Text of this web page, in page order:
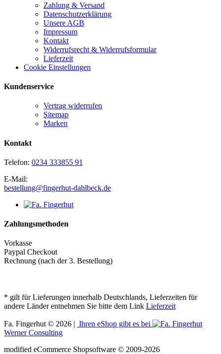
Zahlung & Versand
Datenschutzerklärung
Unsere AGB
Impressum
Kontakt
Widerrufsrecht & Widerrufsformular
Lieferzeit
Cookie Einstellungen
Kundenservice
Vertrag widerrufen
Sitemap
Marken
Kontakt
Telefon: 0234 333855 91
E-Mail:
bestellung@fingerhut-dahlbeck.de
Zahlungsmethoden
Vorkasse
Paypal Checkout
Rechnung (nach der 3. Bestellung)
* gilt für Lieferungen innerhalb Deutschlands, Lieferzeiten für
andere Länder entnehmen Sie bitte dem Link Lieferzeit
Fa. Fingerhut © 2026 | Ihren eShop gibt es bei
Werner Consulting
modified eCommerce Shopsoftware © 2009-2026